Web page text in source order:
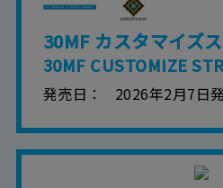
30MF カスタマイズ
30MF CUSTOMIZE
発売日 2026年2月7日